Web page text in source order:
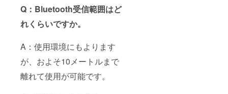
Q：Bluetooth受信範囲はど
れくらいですか。
A：使用環境にもよります
が、およそ10メートルまで
離れて使用が可能です。